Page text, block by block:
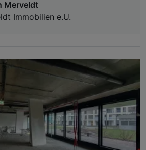
Merveldt
Immobilien e.U.